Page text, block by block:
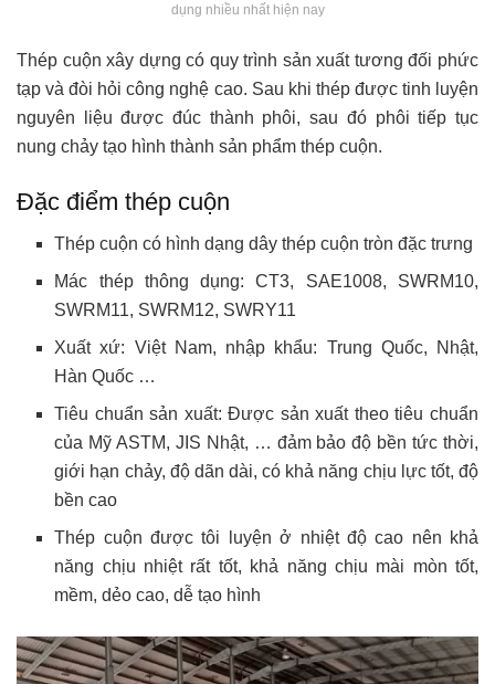
dụng nhiều nhất hiện nay
Thép cuộn xây dựng có quy trình sản xuất tương đối phức
tạp và đòi hỏi công nghệ cao. Sau khi thép được tinh luyện
nguyên liệu được đúc thành phôi, sau đó phôi tiếp tục
nung chảy tạo hình thành sản phẩm thép cuộn.
Đặc điểm thép cuộn
Thép cuộn có hình dạng dây thép cuộn tròn đặc trưng
Mác thép thông dụng: CT3, SAE1008, SWRM10,
SWRM11, SWRM12, SWRY11
Xuất xứ: Việt Nam, nhập khẩu: Trung Quốc, Nhật,
Hàn Quốc …
Tiêu chuẩn sản xuất: Được sản xuất theo tiêu chuẩn
của Mỹ ASTM, JIS Nhật, … đảm bảo độ bền tức thời,
giới hạn chảy, độ dãn dài, có khả năng chịu lực tốt, độ
bền cao
Thép cuộn được tôi luyện ở nhiệt độ cao nên khả
năng chịu nhiệt rất tốt, khả năng chịu mài mòn tốt,
mềm, dẻo cao, dễ tạo hình